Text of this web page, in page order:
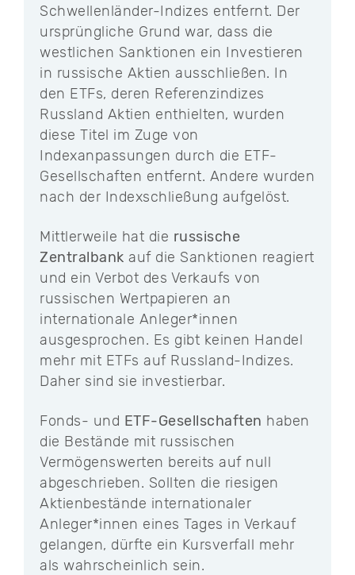
Schwellenländer-Indizes entfernt. Der
ursprüngliche Grund war, dass die
westlichen Sanktionen ein Investieren
in russische Aktien ausschließen. In
den ETFs, deren Referenzindizes
Russland Aktien enthielten, wurden
diese Titel im Zuge von
Indexanpassungen durch die ETF-
Gesellschaften entfernt. Andere wurden
nach der Indexschließung aufgelöst.
Mittlerweile hat die russische
Zentralbank auf die Sanktionen reagiert
und ein Verbot des Verkaufs von
russischen Wertpapieren an
internationale Anleger*innen
ausgesprochen. Es gibt keinen Handel
mehr mit ETFs auf Russland-Indizes.
Daher sind sie investierbar.
Fonds- und ETF-Gesellschaften haben
die Bestände mit russischen
Vermögenswerten bereits auf null
abgeschrieben. Sollten die riesigen
Aktienbestände internationaler
Anleger*innen eines Tages in Verkauf
gelangen, dürfte ein Kursverfall mehr
als wahrscheinlich sein.